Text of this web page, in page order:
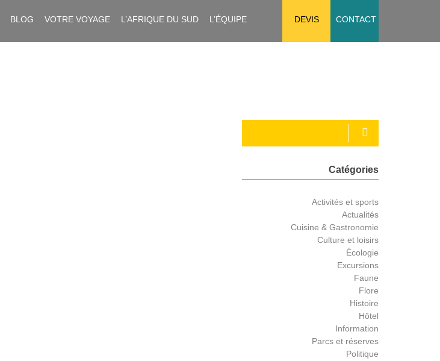
BLOG VOTRE VOYAGE L’AFRIQUE DU SUD L’ÉQUIPE DEVIS CONTACT
Catégories
Activités et sports
Actualités
Cuisine & Gastronomie
Culture et loisirs
Écologie
Excursions
Faune
Flore
Histoire
Hôtel
Information
Parcs et réserves
Politique